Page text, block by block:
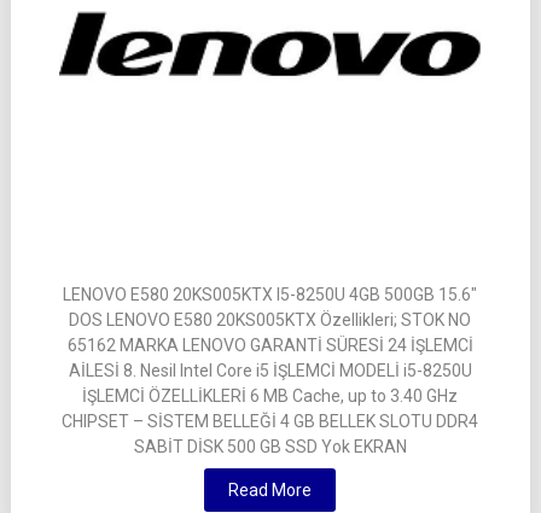
LENOVO E580 20KS005KTX I5-8250U 4GB 500GB 15.6″
DOS LENOVO E580 20KS005KTX Özellikleri; STOK NO
65162 MARKA LENOVO GARANTİ SÜRESİ 24 İŞLEMCİ
AİLESİ 8. Nesil Intel Core i5 İŞLEMCİ MODELİ i5-8250U
İŞLEMCİ ÖZELLİKLERİ 6 MB Cache, up to 3.40 GHz
CHIPSET – SİSTEM BELLEĞİ 4 GB BELLEK SLOTU DDR4
SABİT DİSK 500 GB SSD Yok EKRAN
Read More